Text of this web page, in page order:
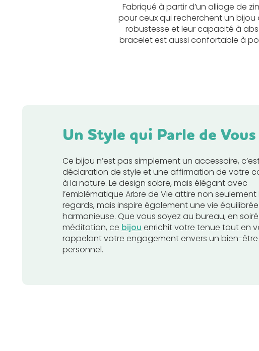
Fabriqué à partir d’un alliage de
pour ceux qui recherchent un bijou
robustesse et leur capacité à
bracelet est aussi confortable à
Un Style qui Parle de Vous
Ce bijou n’est pas simplement un accessoire,
déclaration de style et une affirmation de votre
à la nature. Le design sobre, mais élégant avec
l’emblématique Arbre de Vie attire non seulement
regards, mais inspire également une vie
harmonieuse. Que vous soyez au bureau, en
méditation, ce bijou enrichit votre tenue tout en
rappelant votre engagement envers un bien-être
personnel.